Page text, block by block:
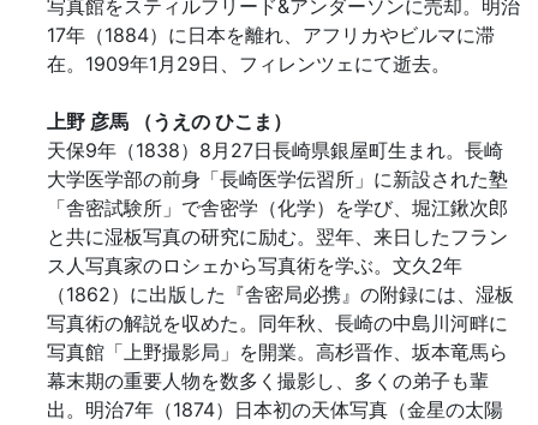
写真館をスティルフリード&アンダーソンに売却。明治
17年（1884）に日本を離れ、アフリカやビルマに滞
在。1909年1月29日、フィレンツェにて逝去。
上野 彦馬 （うえの ひこま）
天保9年（1838）8月27日長崎県銀屋町生まれ。長崎
大学医学部の前身「長崎医学伝習所」に新設された塾
「舎密試験所」で舎密学（化学）を学び、堀江鍬次郎
と共に湿板写真の研究に励む。翌年、来日したフラン
ス人写真家のロシェから写真術を学ぶ。文久2年
（1862）に出版した『舎密局必携』の附録には、湿板
写真術の解説を収めた。同年秋、長崎の中島川河畔に
写真館「上野撮影局」を開業。高杉晋作、坂本竜馬ら
幕末期の重要人物を数多く撮影し、多くの弟子も輩
出。明治7年（1874）日本初の天体写真（金星の太陽